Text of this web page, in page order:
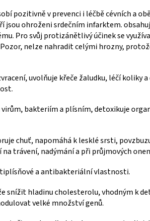
pozitivně v prevenci i léčbě cévních a
jsou ohroženi srdečním infarktem.
Pro svůj protizánětlivý účinek se
nelze nahradit celými hrozny,
uvolňuje křeče žaludku, léčí koliky
bakteriím a plísním, detoxikuje
chuť, napomáhá k lesklé srsti,
trávení, nadýmání a při průjmových
a antibakteriální vlastnosti.
snížit hladinu cholesterolu, vhodným k
velké množství genů.